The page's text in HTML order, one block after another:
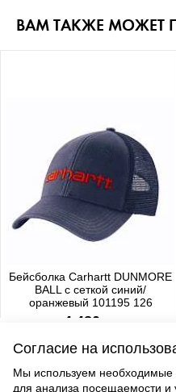
ВАМ ТАКЖЕ МОЖЕТ
Бейсболка Carhartt DUNMORE
BALL с сеткой синий/
оранжевый 101195 126
4 480 р.
Согласие на
Мы используем
для анализа посещаемости